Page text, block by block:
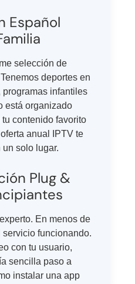
Español
selección de
deportes en
infantiles
está organizado
contenido favorito
anual IPTV te
solo lugar.
Plug &
En menos de
funcionando.
con tu usuario,
sencilla paso a
instalar una app